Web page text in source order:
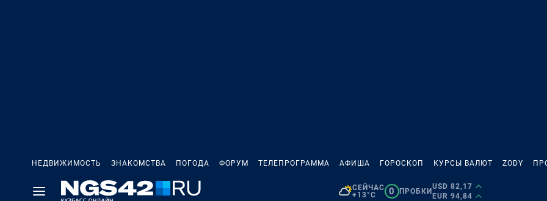
НЕДВИЖИМОСТЬ ЗНАКОМСТВА ПОГОДА ФОРУМ ТЕЛЕПРОГРАММА АФИША ГОРОСКОП КУРСЫ ВАЛЮТ ZODY
СЕЙЧАС
+13°C
0 ПРОБКИ
USD 82,17
EUR 94,84